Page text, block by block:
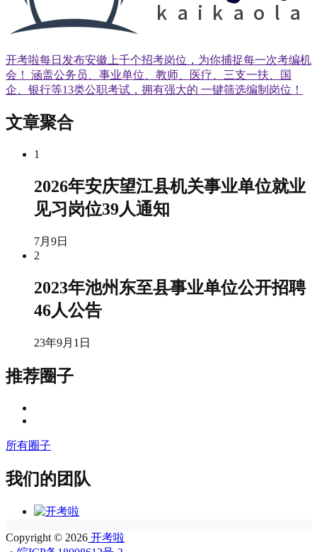
开考啦每日发布安徽上千个招考岗位，为你捕捉每一次考编机
会！ 涵盖公务员、事业单位、教师、医疗、三支一扶、国
企、银行等13类公职考试，拥有强大的 一键筛选编制岗位！
文章聚合
1
2026年安庆望江县机关事业单位就业
见习岗位39人通知
7月9日
2
2023年池州东至县事业单位公开招聘
46人公告
23年9月1日
推荐圈子
所有圈子
我们的团队
Copyright © 2026 开考啦